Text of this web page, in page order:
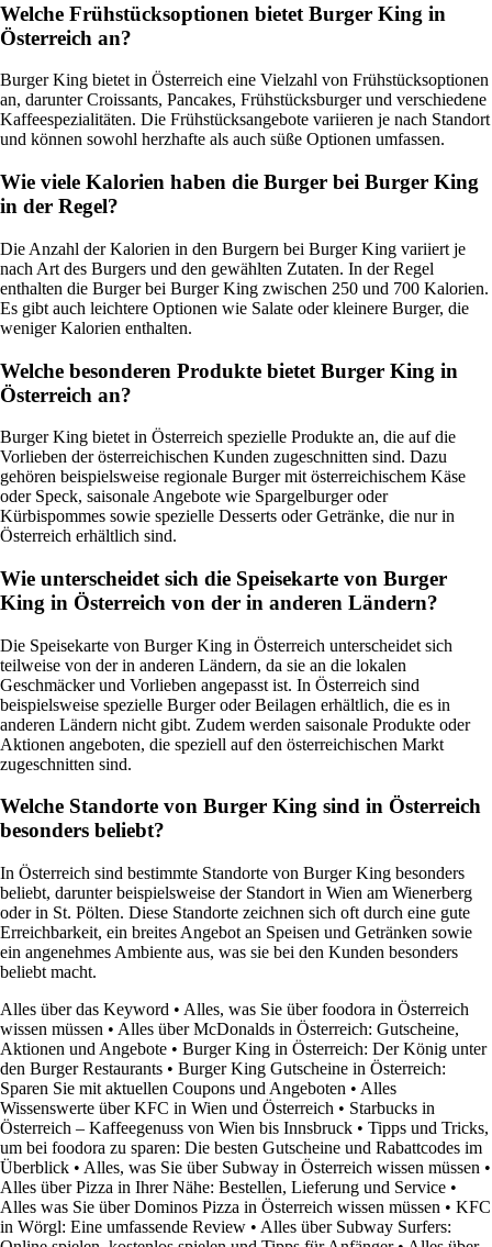
Welche Frühstücksoptionen bietet Burger King in
Österreich an?
Burger King bietet in Österreich eine Vielzahl von Frühstücksoptionen
an, darunter Croissants, Pancakes, Frühstücksburger und verschiedene
Kaffeespezialitäten. Die Frühstücksangebote variieren je nach Standort
und können sowohl herzhafte als auch süße Optionen umfassen.
Wie viele Kalorien haben die Burger bei Burger King
in der Regel?
Die Anzahl der Kalorien in den Burgern bei Burger King variiert je
nach Art des Burgers und den gewählten Zutaten. In der Regel
enthalten die Burger bei Burger King zwischen 250 und 700 Kalorien.
Es gibt auch leichtere Optionen wie Salate oder kleinere Burger, die
weniger Kalorien enthalten.
Welche besonderen Produkte bietet Burger King in
Österreich an?
Burger King bietet in Österreich spezielle Produkte an, die auf die
Vorlieben der österreichischen Kunden zugeschnitten sind. Dazu
gehören beispielsweise regionale Burger mit österreichischem Käse
oder Speck, saisonale Angebote wie Spargelburger oder
Kürbispommes sowie spezielle Desserts oder Getränke, die nur in
Österreich erhältlich sind.
Wie unterscheidet sich die Speisekarte von Burger
King in Österreich von der in anderen Ländern?
Die Speisekarte von Burger King in Österreich unterscheidet sich
teilweise von der in anderen Ländern, da sie an die lokalen
Geschmäcker und Vorlieben angepasst ist. In Österreich sind
beispielsweise spezielle Burger oder Beilagen erhältlich, die es in
anderen Ländern nicht gibt. Zudem werden saisonale Produkte oder
Aktionen angeboten, die speziell auf den österreichischen Markt
zugeschnitten sind.
Welche Standorte von Burger King sind in Österreich
besonders beliebt?
In Österreich sind bestimmte Standorte von Burger King besonders
beliebt, darunter beispielsweise der Standort in Wien am Wienerberg
oder in St. Pölten. Diese Standorte zeichnen sich oft durch eine gute
Erreichbarkeit, ein breites Angebot an Speisen und Getränken sowie
ein angenehmes Ambiente aus, was sie bei den Kunden besonders
beliebt macht.
Alles über das Keyword • Alles, was Sie über foodora in Österreich
wissen müssen • Alles über McDonalds in Österreich: Gutscheine,
Aktionen und Angebote • Burger King in Österreich: Der König unter
den Burger Restaurants • Burger King Gutscheine in Österreich:
Sparen Sie mit aktuellen Coupons und Angeboten • Alles
Wissenswerte über KFC in Wien und Österreich • Starbucks in
Österreich – Kaffeegenuss von Wien bis Innsbruck • Tipps und Tricks,
um bei foodora zu sparen: Die besten Gutscheine und Rabattcodes im
Überblick • Alles, was Sie über Subway in Österreich wissen müssen •
Alles über Pizza in Ihrer Nähe: Bestellen, Lieferung und Service •
Alles was Sie über Dominos Pizza in Österreich wissen müssen • KFC
in Wörgl: Eine umfassende Review • Alles über Subway Surfers: